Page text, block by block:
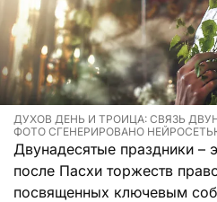
ДУХОВ ДЕНЬ И ТРОИЦА: СВЯЗЬ
ФОТО СГЕНЕРИРОВАНО НЕЙРОСЕТЬЮ
Двунадесятые праздники –
после Пасхи торжеств
посвященных ключевым